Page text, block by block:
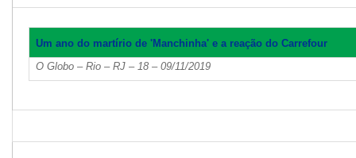
Um ano do martírio de 'Manchinha' e a reação do Carrefour
O Globo – Rio – RJ – 18 – 09/11/2019